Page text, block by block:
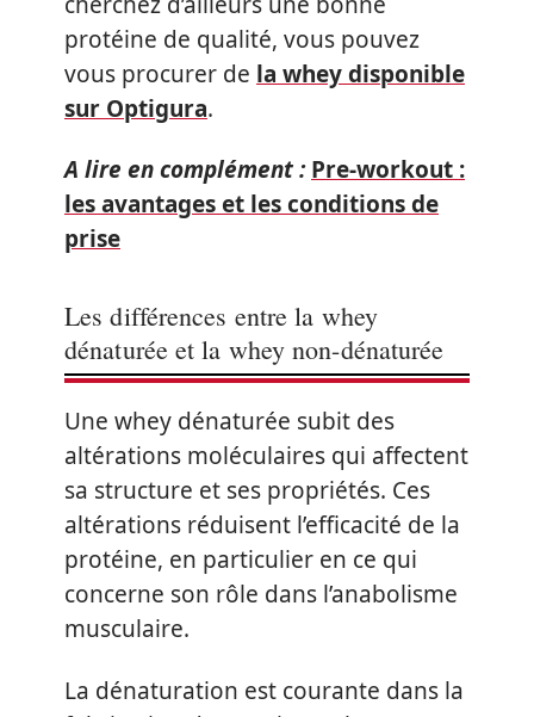
protéine de qualité, vous pouvez
vous procurer de la whey disponible
sur Optigura.
A lire en complément : Pre-workout :
les avantages et les conditions de
prise
Les différences entre la whey
dénaturée et la whey non-dénaturée
Une whey dénaturée subit des
altérations moléculaires qui affectent
sa structure et ses propriétés. Ces
altérations réduisent l’efficacité de la
protéine, en particulier en ce qui
concerne son rôle dans l’anabolisme
musculaire.
La dénaturation est courante dans la